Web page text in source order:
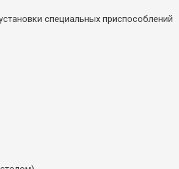
специальных приспособлений